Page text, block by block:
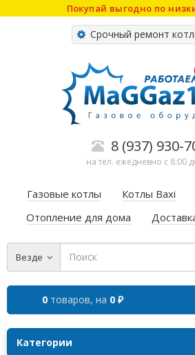
Покупай выгодно по
Срочный ремонт
8 (937) 930-
на тел. ежедневно с 8:00
Газовые котлы Котлы Baxi
Отопление для дома
Везде
0 товаров, на 0 ₽
Категории